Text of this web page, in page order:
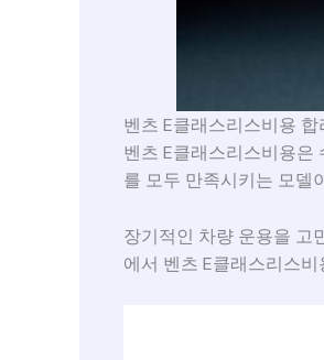
벤츠 E클래스리스비용
벤츠 E클래스리스비용은
를 모두 만족시키는 모델
장기적인 차량 운용을 고
에서 벤츠 E클래스리스